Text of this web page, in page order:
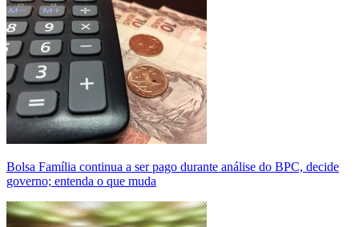
Bolsa Família continua a ser pago durante análise do BPC, decide
governo; entenda o que muda